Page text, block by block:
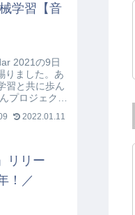
学習【音
2021の9日
りました。あ
習と共に歩ん
プロジェク
2022.01.11
リリー
！／